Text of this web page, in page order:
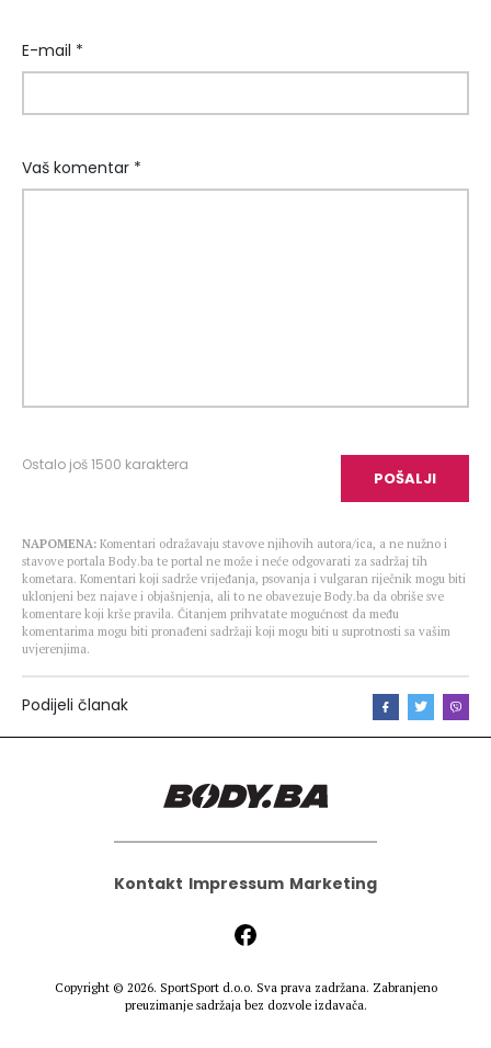
E-mail *
Vaš komentar *
Ostalo još1500 karaktera
POŠALJI
NAPOMENA: Komentari odražavaju stavove njihovih autora/ica, a ne nužno i
stavove portala Body.ba te portal ne može i neće odgovarati za sadržaj tih
kometara. Komentari koji sadrže vrijeđanja, psovanja i vulgaran riječnik mogu biti
uklonjeni bez najave i objašnjenja, ali to ne obavezuje Body.ba da obriše sve
komentare koji krše pravila. Čitanjem prihvatate mogućnost da među
komentarima mogu biti pronađeni sadržaji koji mogu biti u suprotnosti sa vašim
uvjerenjima.
Podijeli članak
Kontakt Impressum Marketing
Copyright © 2026. SportSport d.o.o. Sva prava zadržana. Zabranjeno
preuzimanje sadržaja bez dozvole izdavača.